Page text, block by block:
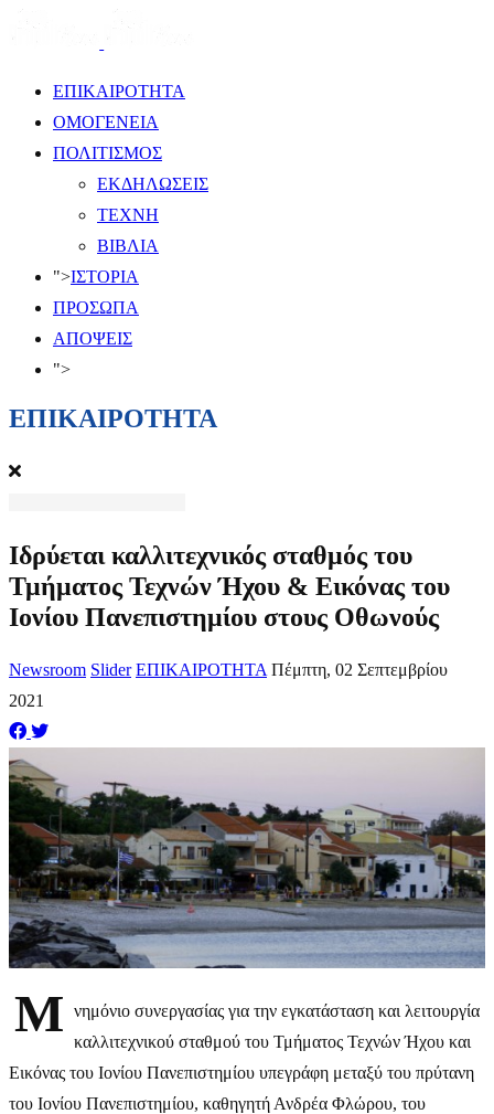
ΕΠΙΚΑΙΡΟΤΗΤΑ
ΟΜΟΓΕΝΕΙΑ
ΠΟΛΙΤΙΣΜΟΣ
ΕΚΔΗΛΩΣΕΙΣ
ΤΕΧΝΗ
ΒΙΒΛΙΑ
">ΙΣΤΟΡΙΑ
ΠΡΟΣΩΠΑ
ΑΠΟΨΕΙΣ
">
ΕΠΙΚΑΙΡΟΤΗΤΑ
Ιδρύεται καλλιτεχνικός σταθμός του
Τμήματος Τεχνών Ήχου & Εικόνας του
Ιονίου Πανεπιστημίου στους Οθωνούς
Newsroom Slider ΕΠΙΚΑΙΡΟΤΗΤΑ Πέμπτη, 02 Σεπτεμβρίου
2021
Μ
νημόνιο συνεργασίας για την εγκατάσταση και λειτουργία
καλλιτεχνικού σταθμού του Τμήματος Τεχνών Ήχου και
Εικόνας του Ιονίου Πανεπιστημίου υπεγράφη μεταξύ του πρύτανη
του Ιονίου Πανεπιστημίου, καθηγητή Ανδρέα Φλώρου, του